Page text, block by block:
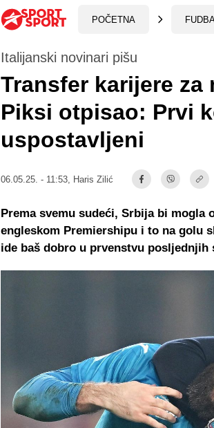
POČETNA
Italijanski novinari pišu
Transfer karijere za
Piksi otpisao: Prvi
uspostavljeni
06.05.25. - 11:53, Haris Zilić
Prema svemu sudeći, Srbija bi mogla
engleskom Premiershipu i to na golu
ide baš dobro u prvenstvu posljednjih